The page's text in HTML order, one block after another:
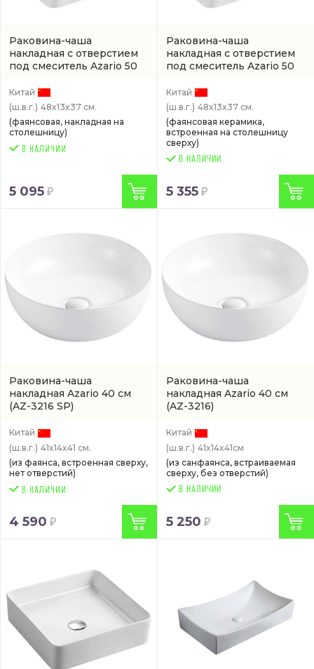
Раковина-чаша
накладная с отверстием
под смеситель Azario 50
Китай
(ш.в.г.) 48x13x37 см.
(фаянсовая, накладная на
столешницу)
5 095
Раковина-чаша
накладная с отверстием
под смеситель Azario 50
Китай
(ш.в.г.) 48x13x37 см.
(фаянсовая керамика,
встроенная на столешницу
сверху)
В НАЛИЧИИ
5 355
Раковина-чаша
накладная Azario 40 см
(AZ-3216 SP)
Китай
(ш.в.г.) 41x14x41 см.
(из фаянса, встроенная сверху,
нет отверстий)
4 590
Раковина-чаша
накладная Azario 40 см
(AZ-3216)
Китай
(ш.в.г.) 41x14x41см
(из санфаянса, встраиваемая
сверху, без отверстий)
В НАЛИЧИИ
5 250